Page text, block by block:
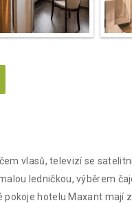
vlasů, televizí se
ledničkou, výběrem
pokoje hotelu Maxant mají